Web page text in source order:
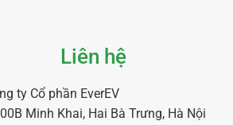
Liên hệ
ty Cổ phần EverEV
Minh Khai, Hai Bà Trưng, Hà Nội